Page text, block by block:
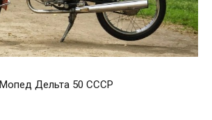
Мопед Дельта 50 СССР